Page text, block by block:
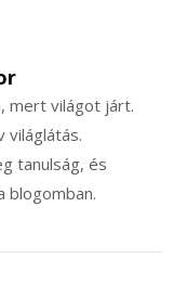
mert világot járt.
világlátás.
tanulság, és
blogomban.